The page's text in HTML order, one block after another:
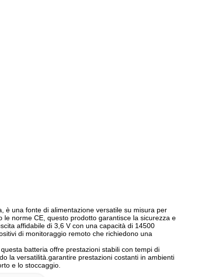
è una fonte di alimentazione versatile su misura per
norme CE, questo prodotto garantisce la sicurezza e
affidabile di 3,6 V con una capacità di 14500
di monitoraggio remoto che richiedono una
batteria offre prestazioni stabili con tempi di
la versatilità.garantire prestazioni costanti in ambienti
e lo stoccaggio.